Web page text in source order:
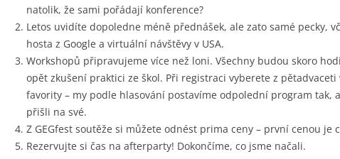
natolik, že sami pořádají konference?
Letos uvidíte dopoledne méně přednášek, ale zato samé pecky,
hosta z Google a virtuální návštěvy v USA.
Workshopů připravujeme více než loni. Všechny budou skoro
opět zkušení praktici ze škol. Při registraci vyberete z pětadvaceti
favority – my podle hlasování postavíme odpolední program tak,
přišli na své.
Z GEGfest soutěže si můžete odnést prima ceny – první cenou je
Rezervujte si čas na afterparty! Dokončíme, co jsme načali.